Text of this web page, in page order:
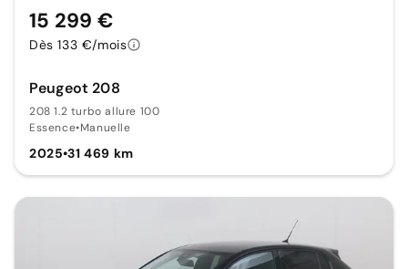
Peugeot 208
208 1.2 turbo allure 100
Essence•Manuelle
2025•31 469 km
15 299 €
Dès 133 €/mois